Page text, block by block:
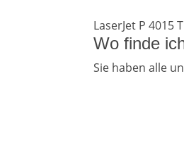
LaserJet P 4015
Wo finde
Sie haben alle